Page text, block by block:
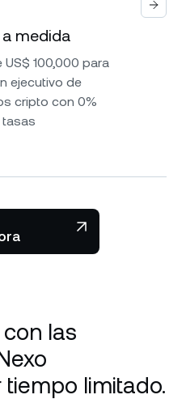
medida
100,000 para
ejecutivo de
cripto con 0%
tasas
las
limitado.